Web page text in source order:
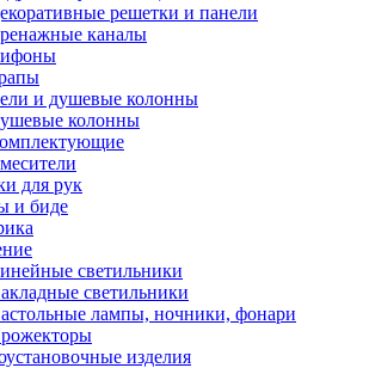
решетки и панели
каналы
и душевые колонны
колонны
для рук
и биде
светильники
светильники
лампы, ночники, фонари
изделия